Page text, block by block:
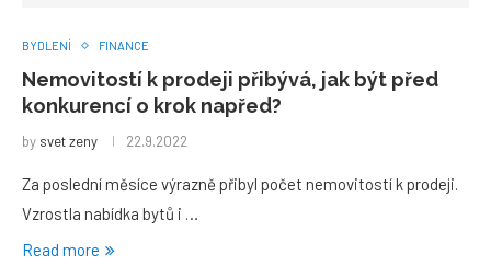
BYDLENÍ FINANCE
Nemovitostí k prodeji přibývá, jak být před
konkurencí o krok napřed?
by svet zeny 22.9.2022
Za poslední měsíce výrazně přibyl počet nemovitostí k prodeji.
Vzrostla nabídka bytů i …
Read more